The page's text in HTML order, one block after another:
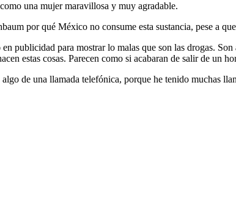
una mujer maravillosa y muy agradable.
por qué México no consume esta sustancia, pese a
publicidad para mostrar lo malas que son las drogas.
estas cosas. Parecen como si acabaran de salir de un
de una llamada telefónica, porque he tenido muchas